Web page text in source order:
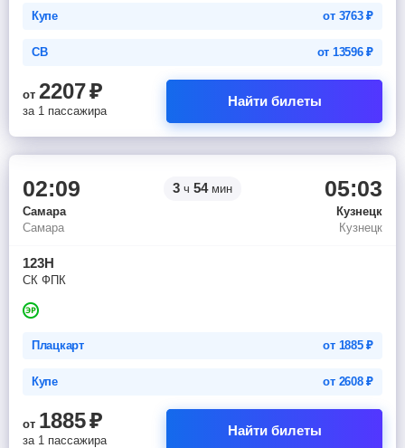
Купе от 3763₽
СВ от 13596₽
от 2207₽
за 1 пассажира
Найти билеты
02:09 3 ч 54мин 05:03
Самара
Кузнецк
Самара
Кузнецк
123Н
СК ФПК
Плацкарт от 1885₽
Купе от 2608₽
от 1885₽
за 1 пассажира
Найти билеты